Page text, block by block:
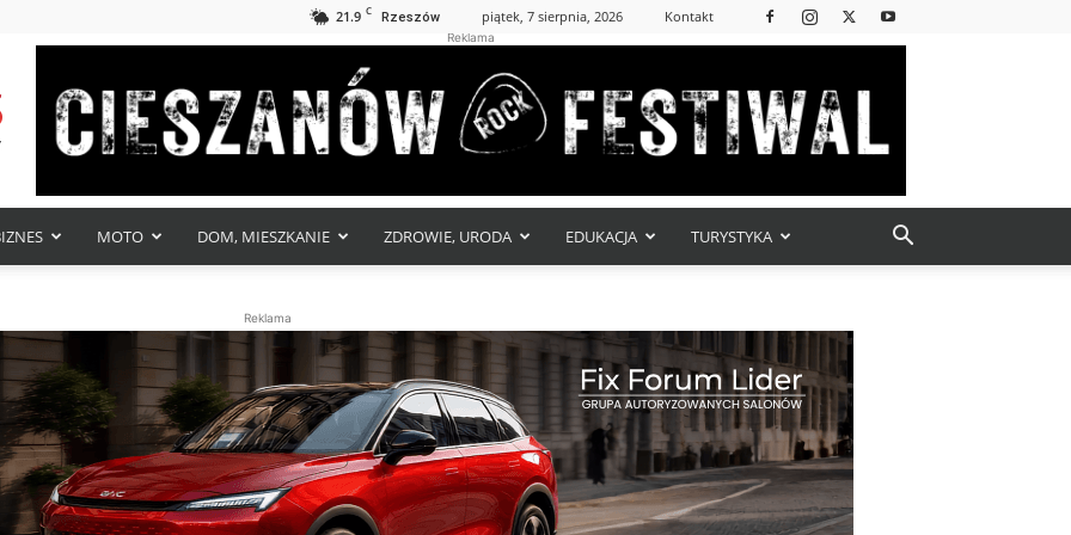
21.9 C Rzeszów piątek, 7 sierpnia, 2026 Kontakt
Reklama
MOTO DOM, MIESZKANIE ZDROWIE, URODA EDUKACJA TURYSTYKA
Reklama